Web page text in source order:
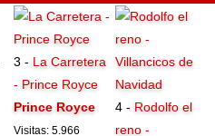
3 - La Carretera
- Prince Royce
Prince Royce
Visitas: 5.966
4 - Rodolfo el
reno -